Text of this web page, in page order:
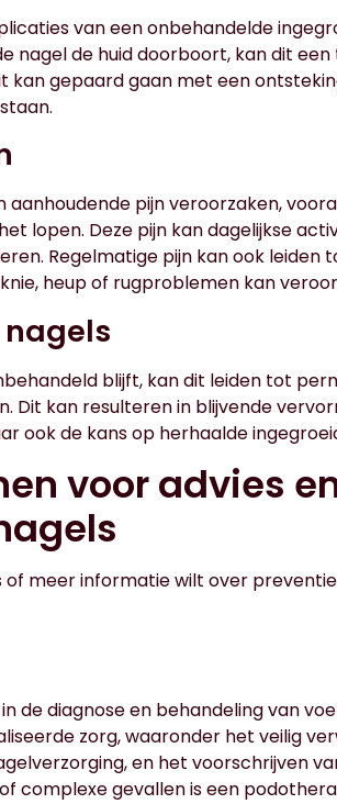
van een onbehandelde
nagel de huid doorboort, kan dit
kan gepaard gaan met een
aanhoudende pijn veroorzaken,
lopen. Deze pijn kan dagelijkse
Regelmatige pijn kan ook leiden
heup of rugproblemen kan
blijft, kan dit leiden tot
Dit kan resulteren in blijvende
ook de kans op herhaalde
voor advies
meer informatie wilt over
de diagnose en behandeling van
zorg, waaronder het veilig
en het voorschrijven
complexe gevallen is een